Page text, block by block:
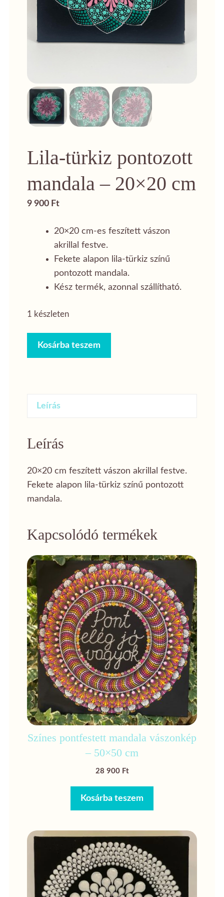
Lila-türkiz pontozott
mandala – 20×20 cm
9 900 Ft
20×20 cm-es feszített vászon
akrillal festve.
Fekete alapon lila-türkiz színű
pontozott mandala.
Kész termék, azonnal szállítható.
1 készleten
Lila-
20x20
mennyiség
Kosárba teszem
Leírás
Leírás
20×20 cm feszített vászon akrillal festve.
Fekete alapon lila-türkiz színű pontozott
mandala.
Kapcsolódó termékek
Színes pontfestett mandala vászonkép
– 50×50 cm
28 900 Ft
Kosárba teszem